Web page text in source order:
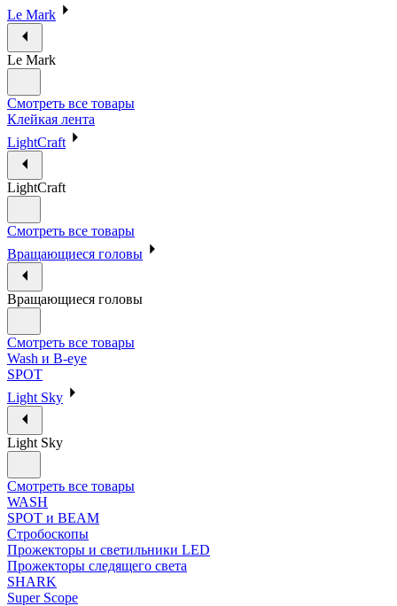
Le Mark
Le Mark
Смотреть все товары
Клейкая лента
LightCraft
LightCraft
Смотреть все товары
Вращающиеся головы
Вращающиеся головы
Смотреть все товары
Wash и B-eye
SPOT
Light Sky
Light Sky
Смотреть все товары
WASH
SPOT и BEAM
Стробоскопы
Прожекторы и светильники LED
Прожекторы следящего света
SHARK
Super Scope